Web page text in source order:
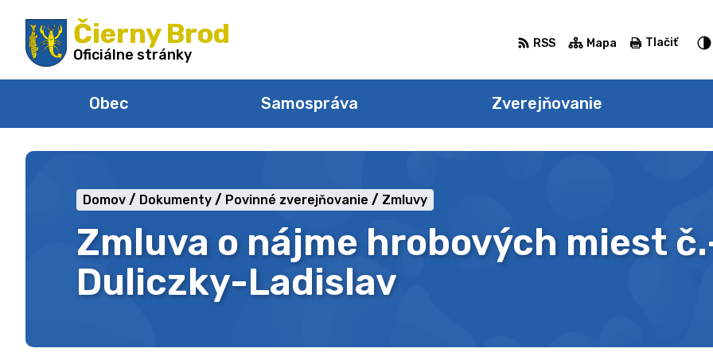
na
obsah
Čierny Brod
Oficiálne stránky
Obec Samospráva Zverejňovanie
RSS Mapa Tlačiť
Zmluva o nájme hrobových miest
Duliczky-Ladislav
Domov Dokumenty Povinné zverejňovanie Zmluvy